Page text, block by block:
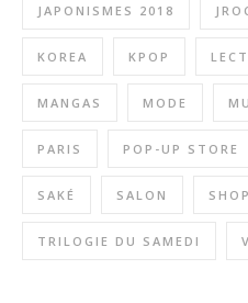
JAPONISMES 2018
KOREA KPOP
MANGAS MODE
PARIS POP-UP STORE
SAKÉ SALON
TRILOGIE DU SAMEDI